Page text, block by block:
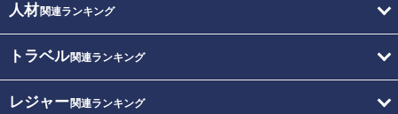
人材関連ランキング
トラベル関連ランキング
レジャー関連ランキング